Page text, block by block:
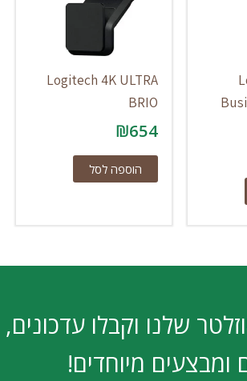
Logitech 4K ULTRA
BRIO
₪654
הוספה לסל
שלנו וקבלו עדכונים,
ומבצעים מיוחדים!